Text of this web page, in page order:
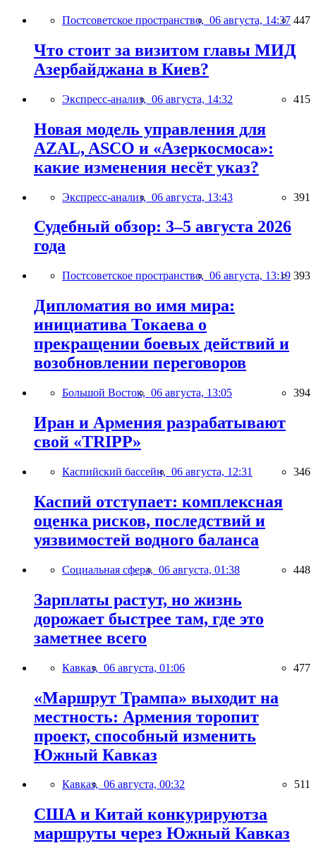
Постсоветское пространство, 06 августа, 14:37 447
Что стоит за визитом главы МИД
Азербайджана в Киев?
Экспресс-анализ, 06 августа, 14:32 415
Новая модель управления для
AZAL, ASCO и «Азеркосмоса»:
какие изменения несёт указ?
Экспресс-анализ, 06 августа, 13:43 391
Судебный обзор: 3–5 августа 2026
года
Постсоветское пространство, 06 августа, 13:19 393
Дипломатия во имя мира:
инициатива Токаева о
прекращении боевых действий и
возобновлении переговоров
Большой Восток, 06 августа, 13:05 394
Иран и Армения разрабатывают
свой «TRIPP»
Каспийский бассейн, 06 августа, 12:31 346
Каспий отступает: комплексная
оценка рисков, последствий и
уязвимостей водного баланса
Социальная сфера, 06 августа, 01:38 448
Зарплаты растут, но жизнь
дорожает быстрее там, где это
заметнее всего
Кавказ, 06 августа, 01:06 477
«Маршрут Трампа» выходит на
местность: Армения торопит
проект, способный изменить
Южный Кавказ
Кавказ, 06 августа, 00:32 511
США и Китай конкурируютза
маршруты через Южный Кавказ